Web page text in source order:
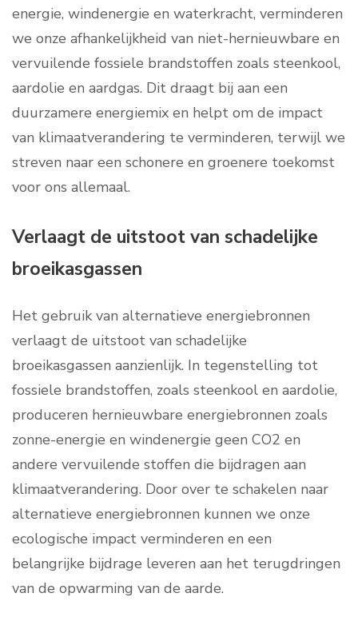
energie, windenergie en waterkracht, verminderen
we onze afhankelijkheid van niet-hernieuwbare en
vervuilende fossiele brandstoffen zoals steenkool,
aardolie en aardgas. Dit draagt bij aan een
duurzamere energiemix en helpt om de impact
van klimaatverandering te verminderen, terwijl we
streven naar een schonere en groenere toekomst
voor ons allemaal.
Verlaagt de uitstoot van schadelijke
broeikasgassen
Het gebruik van alternatieve energiebronnen
verlaagt de uitstoot van schadelijke
broeikasgassen aanzienlijk. In tegenstelling tot
fossiele brandstoffen, zoals steenkool en aardolie,
produceren hernieuwbare energiebronnen zoals
zonne-energie en windenergie geen CO2 en
andere vervuilende stoffen die bijdragen aan
klimaatverandering. Door over te schakelen naar
alternatieve energiebronnen kunnen we onze
ecologische impact verminderen en een
belangrijke bijdrage leveren aan het terugdringen
van de opwarming van de aarde.